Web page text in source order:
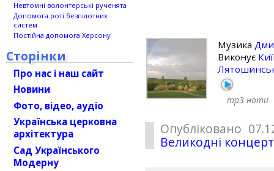
Музика
Виконує
mp3 ноти
Опубліковано
Великодні
Невтомні волонтерські рученята
Допомога роті безпілотних
систем
Постійна допомога Херсону
Сторінки
Про нас і наш сайт
Новини
Фото, відео, аудіо
Українська церковна
архітектура
Сад Українського
Модерну